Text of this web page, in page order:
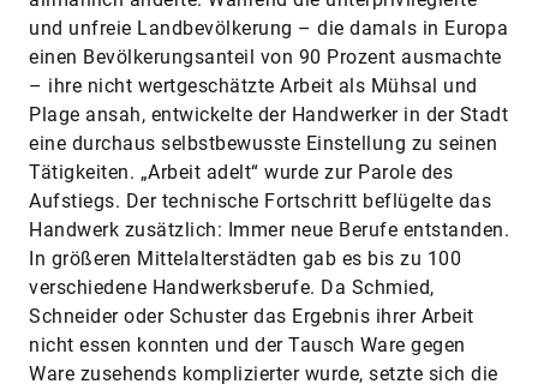
und unfreie Landbevölkerung – die damals in Europa
einen Bevölkerungsanteil von 90 Prozent ausmachte
– ihre nicht wertgeschätzte Arbeit als Mühsal und
Plage ansah, entwickelte der Handwerker in der Stadt
eine durchaus selbstbewusste Einstellung zu seinen
Tätigkeiten. „Arbeit adelt“ wurde zur Parole des
Aufstiegs. Der technische Fortschritt beflügelte das
Handwerk zusätzlich: Immer neue Berufe entstanden.
In größeren Mittelalterstädten gab es bis zu 100
verschiedene Handwerksberufe. Da Schmied,
Schneider oder Schuster das Ergebnis ihrer Arbeit
nicht essen konnten und der Tausch Ware gegen
Ware zusehends komplizierter wurde, setzte sich die